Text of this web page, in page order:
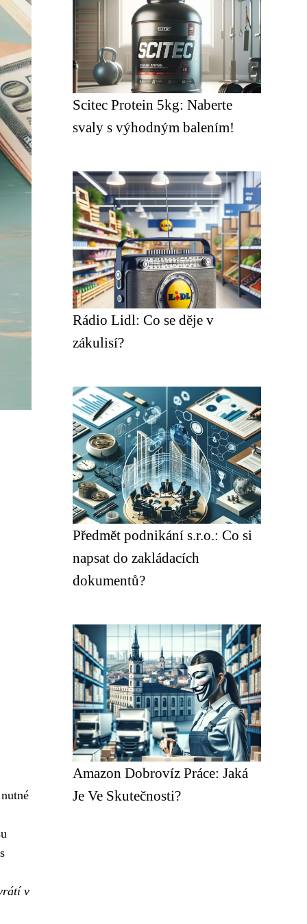
v
Scitec Protein 5kg: Naberte
svaly s výhodným balením!
Rádio Lidl: Co se děje v
zákulisí?
Předmět podnikání s.r.o.: Co si
napsat do zakládacích
dokumentů?
Amazon Dobrovíz Práce: Jaká
Je Ve Skutečnosti?